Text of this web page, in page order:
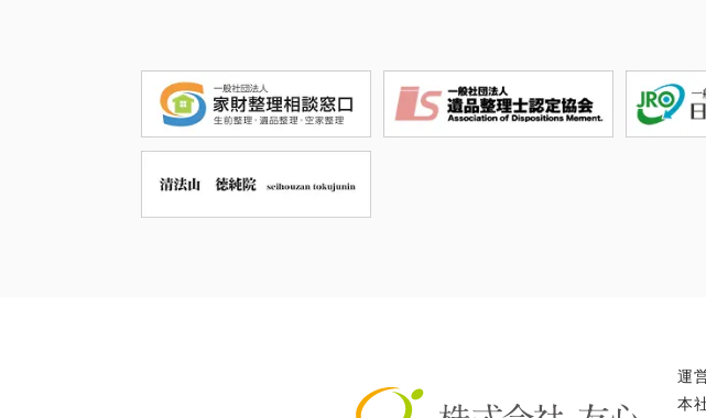
運
本